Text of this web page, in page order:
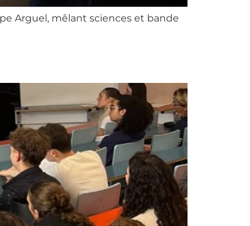
Arguel, mêlant sciences et bande